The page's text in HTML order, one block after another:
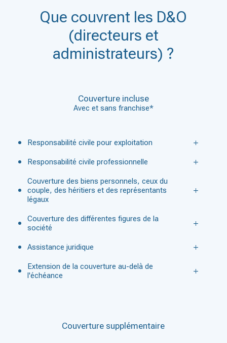
Que couvrent les D&O
(directeurs et
administrateurs) ?
Couverture incluse
Avec et sans franchise*
Responsabilité civile pour exploitation
Responsabilité civile professionnelle
Couverture des biens personnels, ceux du
couple, des héritiers et des représentants
légaux
Couverture des différentes figures de la
société
Assistance juridique
Extension de la couverture au-delà de
l'échéance
Couverture supplémentaire